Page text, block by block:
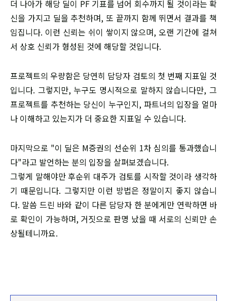
더 나아가 해당 딜이 PF 기표를 넘어 회수까지 될 것이라는 확
신을 가지고 딜을 추천하며, 또 끝까지 함께 뛰면서 결과를 책
임집니다. 이런 신뢰는 쉬이 쌓이지 않으며, 오랜 기간에 걸쳐
서 상호 신뢰가 형성된 것에 해당할 것입니다.
​프로젝트의 우량함은 당연히 담당자 검토의 첫 번째 지표일 것
입니다. 그렇지만, 누구도 명시적으로 말하지 않습니다만, 그
프로젝트를 추천하는 당신이 누구인지, 파트너의 입장을 얼마
나 이해하고 있는지가 더 중요한 지표일 수 있습니다.
​마지막으로 "이 딜은 M증권의 선순위 1차 심의를 통과했습니
다"라고 발언하는 분의 입장을 살펴보겠습니다.
​그렇게 말해야만 후순위 대주가 검토를 시작할 것이라 생각하
기 때문입니다. 그렇지만 이런 방법은 정말이지 좋지 않습니
다. 말씀 드린 바와 같이 다른 담당자 한 분에게만 연락하면 바
로 확인이 가능하며, 거짓으로 판명 났을 때 서로의 신뢰만 손
상될테니까요.